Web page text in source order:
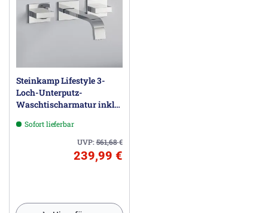
Steinkamp Lifestyle 3-
Loch-Unterputz-
Waschtischarmatur inkl.
Sofort lieferbar
UVP:561,68€
239,99 €